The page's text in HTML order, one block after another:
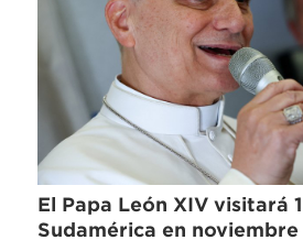
El Papa León XIV visitará
Sudamérica en noviembre